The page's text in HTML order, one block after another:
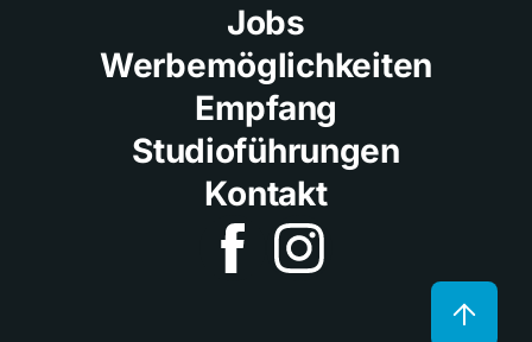
Jobs
Werbemöglichkeiten
Empfang
Studioführungen
Kontakt